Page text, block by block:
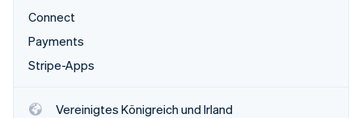
Jetzt ansehen
Connect
Payments
Stripe-Apps
Vereinigtes Königreich und Irland